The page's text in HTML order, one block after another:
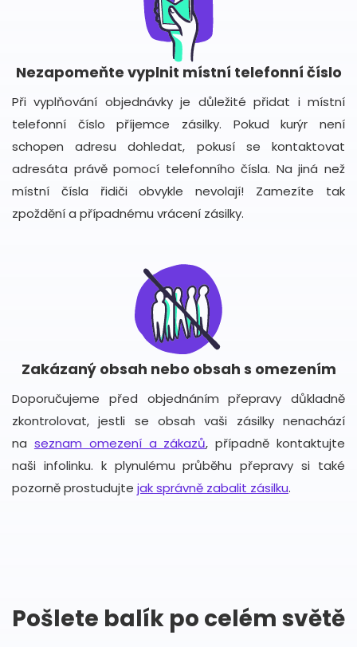
Nezapomeňte vyplnit místní telefonní číslo
Při vyplňování objednávky je důležité přidat i místní
telefonní číslo příjemce zásilky. Pokud kurýr není
schopen adresu dohledat, pokusí se kontaktovat
adresáta právě pomocí telefonního čísla. Na jiná než
místní čísla řidiči obvykle nevolají! Zamezíte tak
zpoždění a případnému vrácení zásilky.
Zakázaný obsah nebo obsah s omezením
Doporučujeme před objednáním přepravy důkladně
zkontrolovat, jestli se obsah vaši zásilky nenachází
na seznam omezení a zákazů, případně kontaktujte
naši infolinku. k plynulému průběhu přepravy si také
pozorně prostudujte jak správně zabalit zásilku.
Pošlete balík po celém světě